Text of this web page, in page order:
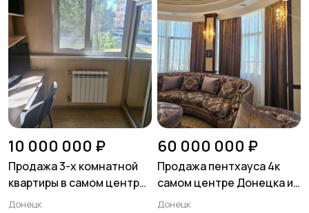
10 000 000 ₽
Продажа 3-х комнатной
квартиры в самом центре
Донецка ориентир Хмели-
Донецк
60 000 000 ₽
Продажа пентхауса 4к
самом центре Донецка и
паркинга на 4 авто. ЖК
Донецк